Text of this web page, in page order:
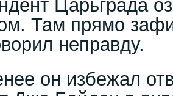
Царьграда
Там прямо
неправду.
он избежал